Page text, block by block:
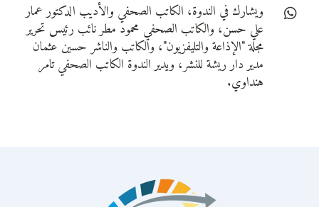
ويشارك في الندوة، الكاتب الصحفي والأديب الدكتور عمار
علي حسن، والكاتب الصحفي محمود مطر نائب رئيس تحرير
مجلة "الإذاعة والتليفزيون"، والكاتب والناشر حسين عثمان
مدير دار ريشة للنشر، ويدير الندوة الكاتب الصحفي تامر
هنداوي.